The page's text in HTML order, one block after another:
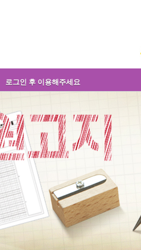
로그인 후 이용해주세요